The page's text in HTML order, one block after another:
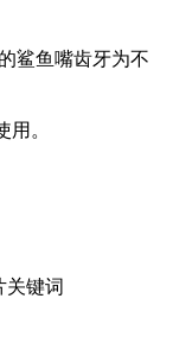
鲨鱼嘴齿牙为不
。